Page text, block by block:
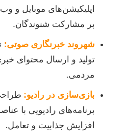
اپلیکیشن‌های موبایل و
بر مشارکت شنوندگان.
شهروند خبرنگاری صوتی:
تولید و ارسال محتوای
مردمی.
بازی‌سازی در رادیو:
برنامه‌های رادیویی با
افزایش جذابیت و تعامل.